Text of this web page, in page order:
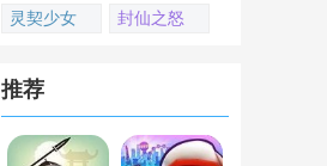
灵契少女 封仙之怒
推荐